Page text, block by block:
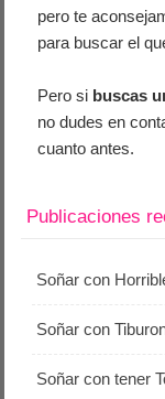
pero te
para buscar el
Pero si buscas
no dudes en
cuanto antes.
Publicaciones
Soñar con
Soñar con
Soñar con tener